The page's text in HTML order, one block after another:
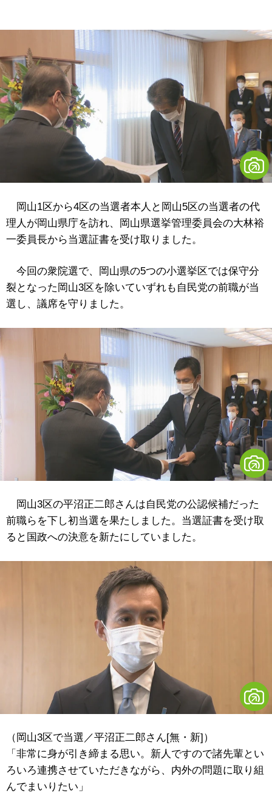
岡山1区から4区の当選者本人と岡山5区の当選者の代
理人が岡山県庁を訪れ、岡山県選挙管理委員会の大林裕
一委員長から当選証書を受け取りました。
今回の衆院選で、岡山県の5つの小選挙区では保守分
裂となった岡山3区を除いていずれも自民党の前職が当
選し、議席を守りました。
岡山3区の平沼正二郎さんは自民党の公認候補だった
前職らを下し初当選を果たしました。当選証書を受け取
ると国政への決意を新たにしていました。
（岡山3区で当選／平沼正二郎さん[無・新]）
「非常に身が引き締まる思い。新人ですので諸先輩とい
ろいろ連携させていただきながら、内外の問題に取り組
んでまいりたい」